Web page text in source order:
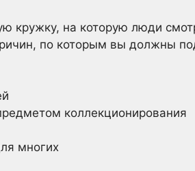
кружку, на которую люди
по которым вы должны
коллекционирования
многих